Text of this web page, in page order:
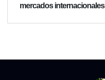
mercados internacionales